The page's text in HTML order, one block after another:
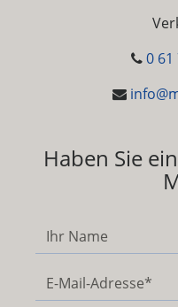
0 61
Haben Sie